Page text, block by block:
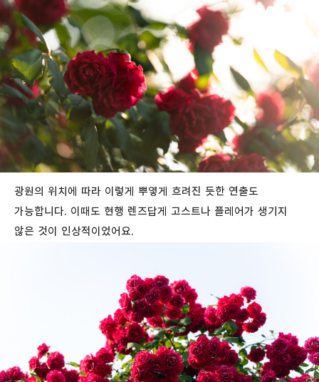
광원의 위치에 따라 이렇게 뿌옇게 흐려진 듯한 연출도
가능합니다. 이때도 현행 렌즈답게 고스트나 플레어가 생기지
않은 것이 인상적이었어요.